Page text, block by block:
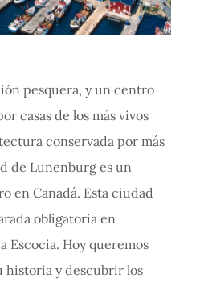
pesquera, y un centro
casas de los más vivos
conservada por más
de Lunenburg es un
en Canadá. Esta ciudad
obligatoria en
Escocia. Hoy queremos
historia y descubrir los